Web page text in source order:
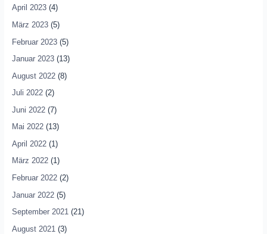
April 2023(4)
März 2023(5)
Februar 2023(5)
Januar 2023(13)
August 2022(8)
Juli 2022(2)
Juni 2022(7)
Mai 2022(13)
April 2022(1)
März 2022(1)
Februar 2022(2)
Januar 2022(5)
September 2021(21)
August 2021 (3)